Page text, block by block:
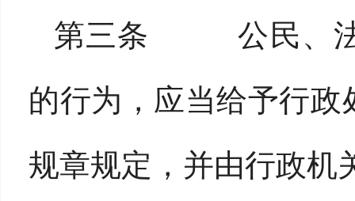
第三条 公民、法
的行为，应当给予行
规章规定，并由行政机